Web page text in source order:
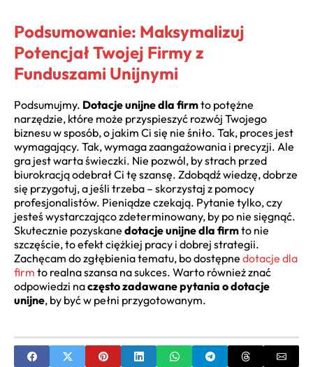
Podsumowanie: Maksymalizuj
Potencjał Twojej Firmy z
Funduszami Unijnymi
Podsumujmy. Dotacje unijne dla firmto potężne
narzędzie, które może przyspieszyć rozwój Twojego
biznesu w sposób, o jakim Ci się nie śniło. Tak, proces jest
wymagający. Tak, wymaga zaangażowania i precyzji. Ale
gra jest warta świeczki. Nie pozwól, by strach przed
biurokracją odebrał Ci tę szansę. Zdobądź wiedzę, dobrze
się przygotuj, a jeśli trzeba – skorzystaj z pomocy
profesjonalistów. Pieniądze czekają. Pytanie tylko, czy
jesteś wystarczająco zdeterminowany, by po nie sięgnąć.
Skutecznie pozyskane dotacje unijne dla firmto nie
szczęście, to efekt ciężkiej pracy i dobrej strategii.
Zachęcam do zgłębienia tematu, bo dostępne dotacje dla
firm to realna szansa na sukces. Warto również znać
odpowiedzi naczęsto zadawane pytania o dotacje
unijne, by być w pełni przygotowanym.